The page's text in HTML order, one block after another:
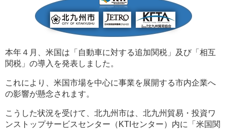
本年４月、米国は「自動車に対する追加関税」及び「相互
関税」の導入を発表しました。
これにより、米国市場を中心に事業を展開する市内企業へ
の影響が懸念されます。
こうした状況を受けて、北九州市は、北九州貿易・投資ワ
ンストップサービスセンター（KTIセンター）内に「米国関